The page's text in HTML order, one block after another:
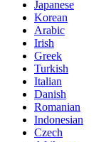
Japanese
Korean
Arabic
Irish
Greek
Turkish
Italian
Danish
Romanian
Indonesian
Czech